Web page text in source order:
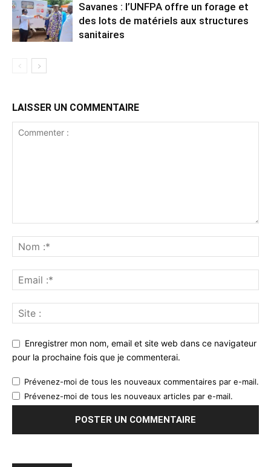
Savanes : l’UNFPA offre un forage et
des lots de matériels aux structures
sanitaires
LAISSER UN COMMENTAIRE
Enregistrer mon nom, email et site web dans ce navigateur
pour la prochaine fois que je commenterai.
Prévenez-moi de tous les nouveaux commentaires par e-mail.
Prévenez-moi de tous les nouveaux articles par e-mail.